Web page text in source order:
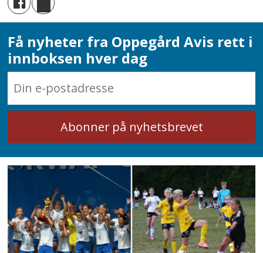
Få nyheter fra Oppegård Avis rett i
innboksen hver dag